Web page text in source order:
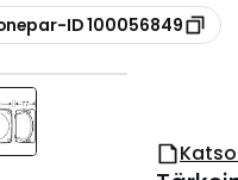
ID 100056849